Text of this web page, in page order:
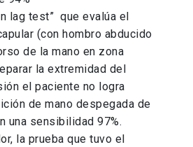
lag test” que evalúa el
(con hombro abducido
de la mano en zona
la extremidad del
el paciente no logra
de mano despegada de
una sensibilidad 97%.
la prueba que tuvo el